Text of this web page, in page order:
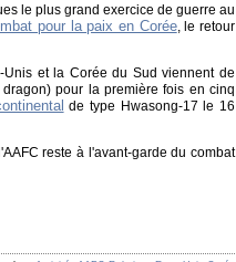
le plus grand exercice de guerre au
pour la paix en Corée, le retour
et la Corée du Sud viennent de
dragon) pour la première fois en cinq
de type Hwasong-17 le 16
reste à l'avant-garde du combat